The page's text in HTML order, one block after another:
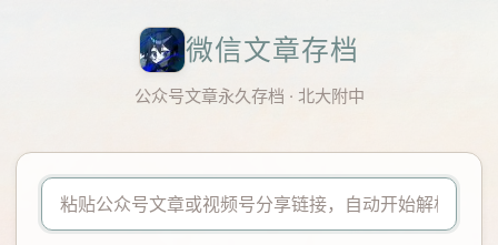
微信文章存档
公众号文章永久存档 · 北大附中